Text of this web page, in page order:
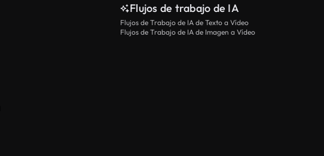
Flujos de trabajo de IA
Flujos de Trabajo de IA de Texto a Vídeo
Flujos de Trabajo de IA de Imagen a Vídeo